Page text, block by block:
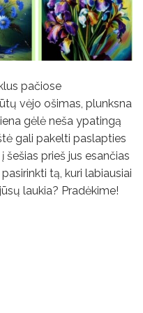
pačiose
vėjo ošimas, plunksna
gėlė neša ypatingą
gali pakelti paslapties
šešias prieš jus esančias
tą, kuri labiausiai
laukia? Pradėkime!